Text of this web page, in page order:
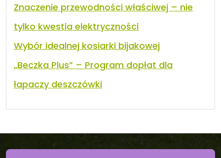
Znaczenie przewodności właściwej – nie
tylko kwestia elektryczności
Wybór idealnej kosiarki bijakowej
„Beczka Plus” – Program dopłat dla
łapaczy deszczówki